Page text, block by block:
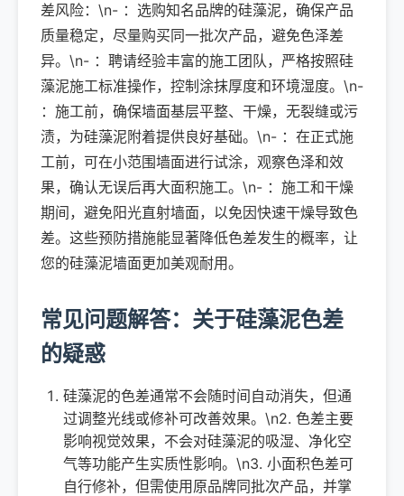
差风险：\n- ：选购知名品牌的硅藻泥，确保产品
质量稳定，尽量购买同一批次产品，避免色泽差
异。\n- ：聘请经验丰富的施工团队，严格按照硅
藻泥施工标准操作，控制涂抹厚度和环境湿度。\n-
：施工前，确保墙面基层平整、干燥，无裂缝或污
渍，为硅藻泥附着提供良好基础。\n- ：在正式施
工前，可在小范围墙面进行试涂，观察色泽和效
果，确认无误后再大面积施工。\n- ：施工和干燥
期间，避免阳光直射墙面，以免因快速干燥导致色
差。这些预防措施能显著降低色差发生的概率，让
您的硅藻泥墙面更加美观耐用。
常见问题解答：关于硅藻泥色差
的疑惑
硅藻泥的色差通常不会随时间自动消失，但通
过调整光线或修补可改善效果。\n2. 色差主要
影响视觉效果，不会对硅藻泥的吸湿、净化空
气等功能产生实质性影响。\n3. 小面积色差可
自行修补，但需使用原品牌同批次产品，并掌